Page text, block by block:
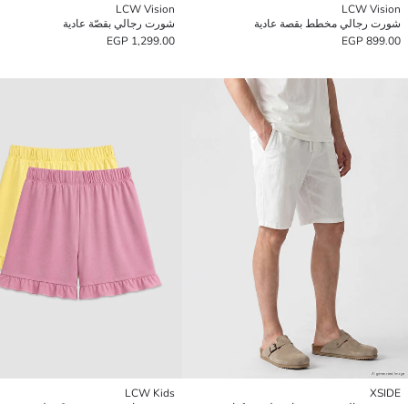
LCW Vision
شورت رجالي مخطط بقصة عادية
899.00 EGP
LCW Vision
شورت رجالي بقصّة عادية
1,299.00 EGP
XSIDE
LCW Kids